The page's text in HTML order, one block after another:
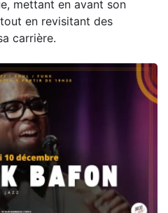
mettant en avant son
en revisitant des
carrière.